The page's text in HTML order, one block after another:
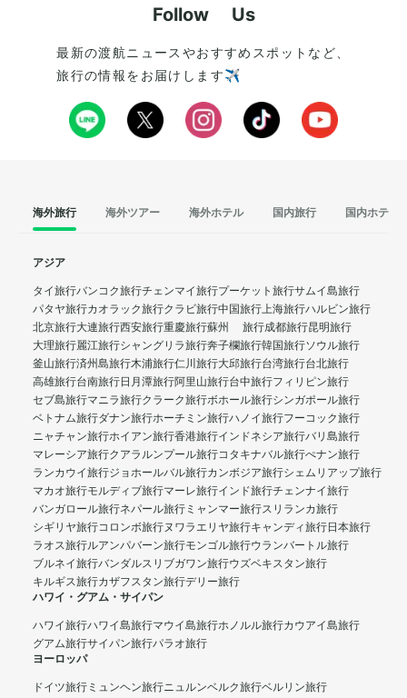
Follow Us
最新の渡航ニュースやおすすめスポットなど、
旅行の情報をお届けします✈️
海外旅行 海外ツアー 海外ホテル 国内旅行 国内ホテル
アジア
タイ旅行バンコク旅行チェンマイ旅行プーケット旅行サムイ島旅行
パタヤ旅行カオラック旅行クラビ旅行中国旅行上海旅行ハルビン旅行
北京旅行大連旅行西安旅行重慶旅行蘇州 旅行成都旅行昆明旅行
大理旅行麗江旅行シャングリラ旅行奔子欄旅行韓国旅行ソウル旅行
釜山旅行済州島旅行木浦旅行仁川旅行大邱旅行台湾旅行台北旅行
高雄旅行台南旅行日月潭旅行阿里山旅行台中旅行フィリピン旅行
セブ島旅行マニラ旅行クラーク旅行ボホール旅行シンガポール旅行
ベトナム旅行ダナン旅行ホーチミン旅行ハノイ旅行フーコック旅行
ニャチャン旅行ホイアン旅行香港旅行インドネシア旅行バリ島旅行
マレーシア旅行クアラルンプール旅行コタキナバル旅行ぺナン旅行
ランカウイ旅行ジョホールバル旅行カンボジア旅行シェムリアップ旅行
マカオ旅行モルディブ旅行マーレ旅行インド旅行チェンナイ旅行
バンガロール旅行ネパール旅行 ミャンマー旅行スリランカ旅行
シギリヤ旅行コロンボ旅行ヌワラエリヤ旅行キャンディ旅行日本旅行
ラオス旅行ルアンパバーン旅行モンゴル旅行ウランバートル旅行
ブルネイ旅行バンダルスリブガワン旅行ウズベキスタン旅行
キルギス旅行カザフスタン旅行デリー旅行
ハワイ・グアム・サイパン
ハワイ旅行ハワイ島旅行マウイ島旅行ホノルル旅行カウアイ島旅行
グアム旅行サイパン旅行パラオ旅行
ヨーロッパ
ドイツ旅行 ミュンヘン旅行ニュルンベルク旅行ベルリン旅行